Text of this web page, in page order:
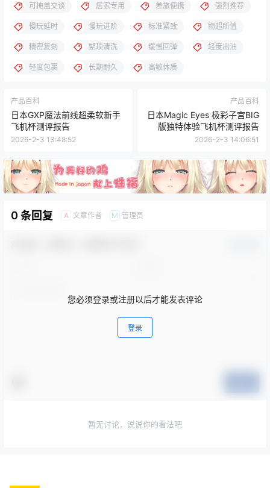
可掩盖交谈 居家专用 差旅便携 强烈推荐
慢玩延时 慢玩进阶 标准紧致 物超所值
精密复刻 繁琐清洗 缓慢回弹 轻度出油
轻度包裹 长期耐久 高敏体质
产品百科
日本GXP魔法前线超柔软新手
飞机杯测评报告
2026-2-3 13:48:52
产品百科
日本Magic Eyes 极彩子宫BIG
版独特体验飞机杯测评报告
2026-2-3 14:06:51
0 条回复 A 文章作者 M 管理员
您必须登录或注册以后才能发表评论
登录
暂无讨论，说说你的看法吧